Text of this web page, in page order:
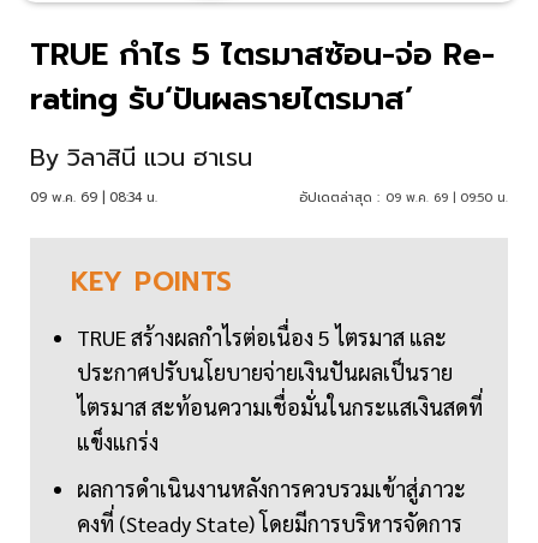
TRUE กำไร 5 ไตรมาสซ้อน-จ่อ Re-
rating รับ‘ปันผลรายไตรมาส’
By วิลาสินี แวน ฮาเรน
09 พ.ค. 69 | 08:34 น. อัปเดตล่าสุด : 09 พ.ค. 69 | 09:50 น.
KEY POINTS
TRUE สร้างผลกำไรต่อเนื่อง 5 ไตรมาส และ
ประกาศปรับนโยบายจ่ายเงินปันผลเป็นราย
ไตรมาส สะท้อนความเชื่อมั่นในกระแสเงินสดที่
แข็งแกร่ง
ผลการดำเนินงานหลังการควบรวมเข้าสู่ภาวะ
คงที่ (Steady State) โดยมีการบริหารจัดการ